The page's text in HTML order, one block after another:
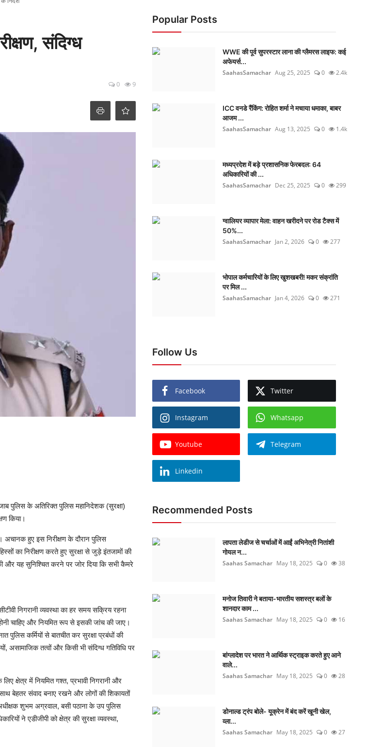
संदिग्ध
0 9
पुलिस के अतिरिक्त पुलिस महानिदेशक (सुरक्षा)
किया।
अचानक हुए इस निरीक्षण के दौरान पुलिस
का निरीक्षण करते हुए सुरक्षा से जुड़े इंतजामों की
और यह सुनिश्चित करने पर जोर दिया कि सभी कैमरे
निगरानी व्यवस्था का हर समय सक्रिय रहना
चाहिए और नियमित रूप से इसकी जांच की जाए।
पुलिस कर्मियों से बातचीत कर सुरक्षा प्रबंधों की
असामाजिक तत्वों और किसी भी संदिग्ध गतिविधि पर
क्षेत्र में नियमित गश्त, प्रभावी निगरानी और
बेहतर संवाद बनाए रखने और लोगों की शिकायतों
शुभम अग्रवाल, बसी पठाना के उप पुलिस
ने एडीजीपी को क्षेत्र की सुरक्षा व्यवस्था,
Popular Posts
WWE की पूर्व सुपरस्टार लाना की ग्लैमरस लाइफ: कई
अफेयर्स...
SaahasSamachar Aug 25, 2025 0 2.4k
ICC वनडे रैंकिंग: रोहित शर्मा ने मचाया धमाका, बाबर
आजम ...
SaahasSamachar Aug 13, 2025 0 1.4k
मध्यप्रदेश में बड़े प्रशासनिक फेरबदल: 64
अधिकारियों की ...
SaahasSamachar Dec 25, 2025 0 299
ग्वालियर व्यापार मेला: वाहन खरीदने पर रोड टैक्स में
50%...
SaahasSamachar Jan 2, 2026 0 277
भोपाल कर्मचारियों के लिए खुशखबरी! मकर संक्रांति
पर मिल ...
SaahasSamachar Jan 4, 2026 0 271
Follow Us
Facebook Twitter
Instagram Whatsapp
Youtube Telegram
Linkedin
Recommended Posts
लापता लेडीज से चर्चाओं में आईं अभिनेत्री नितांशी
गोयल न...
Saahas Samachar May 18, 2025 0 38
मनोज तिवारी ने बताया-भारतीय सशस्त्र बलों के
शानदार काम ...
Saahas Samachar May 18, 2025 0 16
बांग्लादेश पर भारत ने आर्थिक स्ट्राइक करते हुए आने
वाले...
Saahas Samachar May 18, 2025 0 28
डोनाल्ड ट्रंप बोले- यूक्रेन में बंद करें खूनी खेल,
व्ला...
Saahas Samachar May 18, 2025 0 27